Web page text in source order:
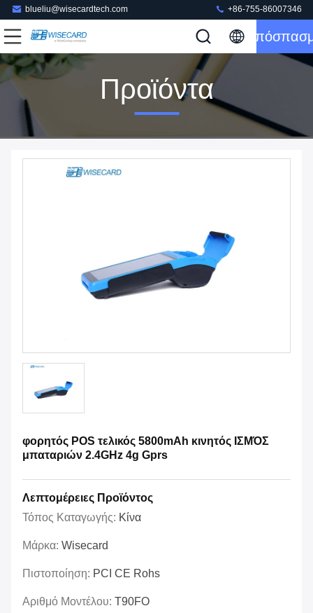
blueliu@wisecardtech.com +86-755-86007346
Προϊόντα
φορητός POS τελικός 5800mAh κινητός ΙΣΜΌΣ
μπαταριών 2.4GHz 4g Gprs
Λεπτομέρειες Προϊόντος
Τόπος Καταγωγής: Κίνα
Μάρκα: Wisecard
Πιστοποίηση: PCI CE Rohs
Αριθμό Μοντέλου: T90FO